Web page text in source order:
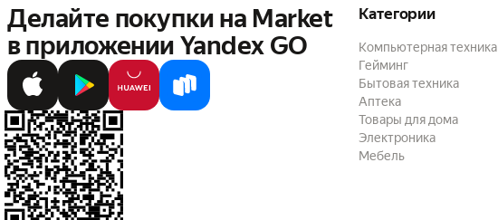
Делайте покупки на Market
в приложении Yandex GO
Категории
Компьютерная техника
Гейминг
Бытовая техника
Аптека
Товары для дома
Электроника
Мебель